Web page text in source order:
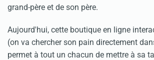
grand-père et de son père.
Aujourd'hui, cette boutique en ligne
(on va chercher son pain directement
permet à tout un chacun de mettre à sa